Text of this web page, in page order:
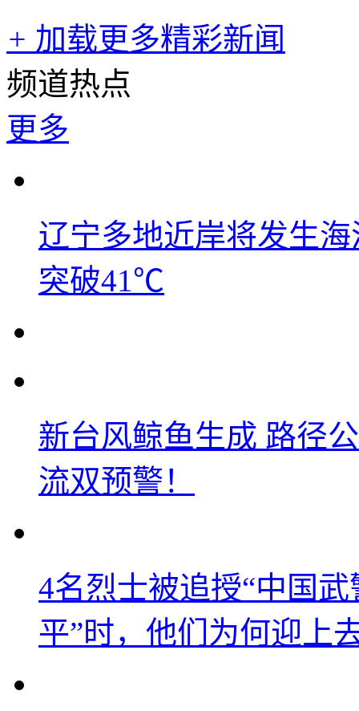
+ 加载更多精彩新闻
频道热点
更多
辽宁多地近岸将发生
突破41℃
新台风鲸鱼生成 路径
流双预警！
4名烈士被追授“中国
平”时，他们为何迎上